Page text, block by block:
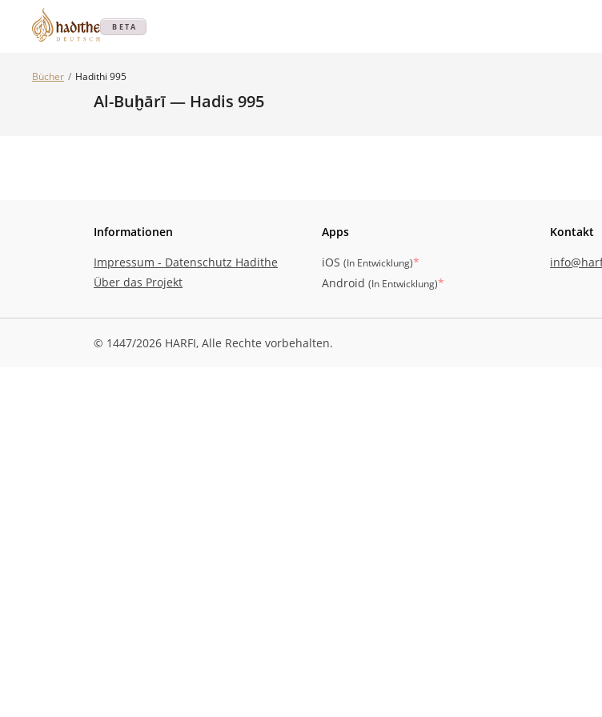
BETA
Bücher Hadithi 995
Al-Buḫārī — Hadis 995
Informationen
Impressum - Datenschutz Hadithe
Über das Projekt
Apps
iOS (In Entwicklung)*
Android (In Entwicklung)*
Kontakt
© 1447/2026 HARFI, Alle Rechte vorbehalten.